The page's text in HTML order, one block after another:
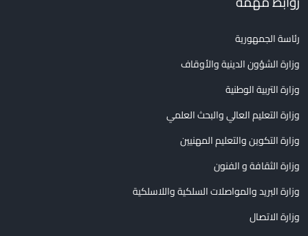
رئاسة الجمهورية
وزارة الشؤون الدينية والأوقاف
وزارة التربية الوطنية
وزارة التعليم العالي والبحث العلمي
وزارة التكوين والتعليم المهنيين
وزارة الثقافة و الفنون
وزارة البريد والمواصلات السلكية واللاسلكية
وزارة الاتصال